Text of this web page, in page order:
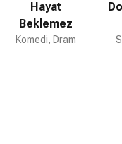
Hayat
Beklemez
Komedi, Dram